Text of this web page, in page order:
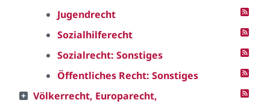
Jugendrecht
Sozialhilferecht
Sozialrecht: Sonstiges
Öffentliches Recht: Sonstiges
Völkerrecht, Europarecht,